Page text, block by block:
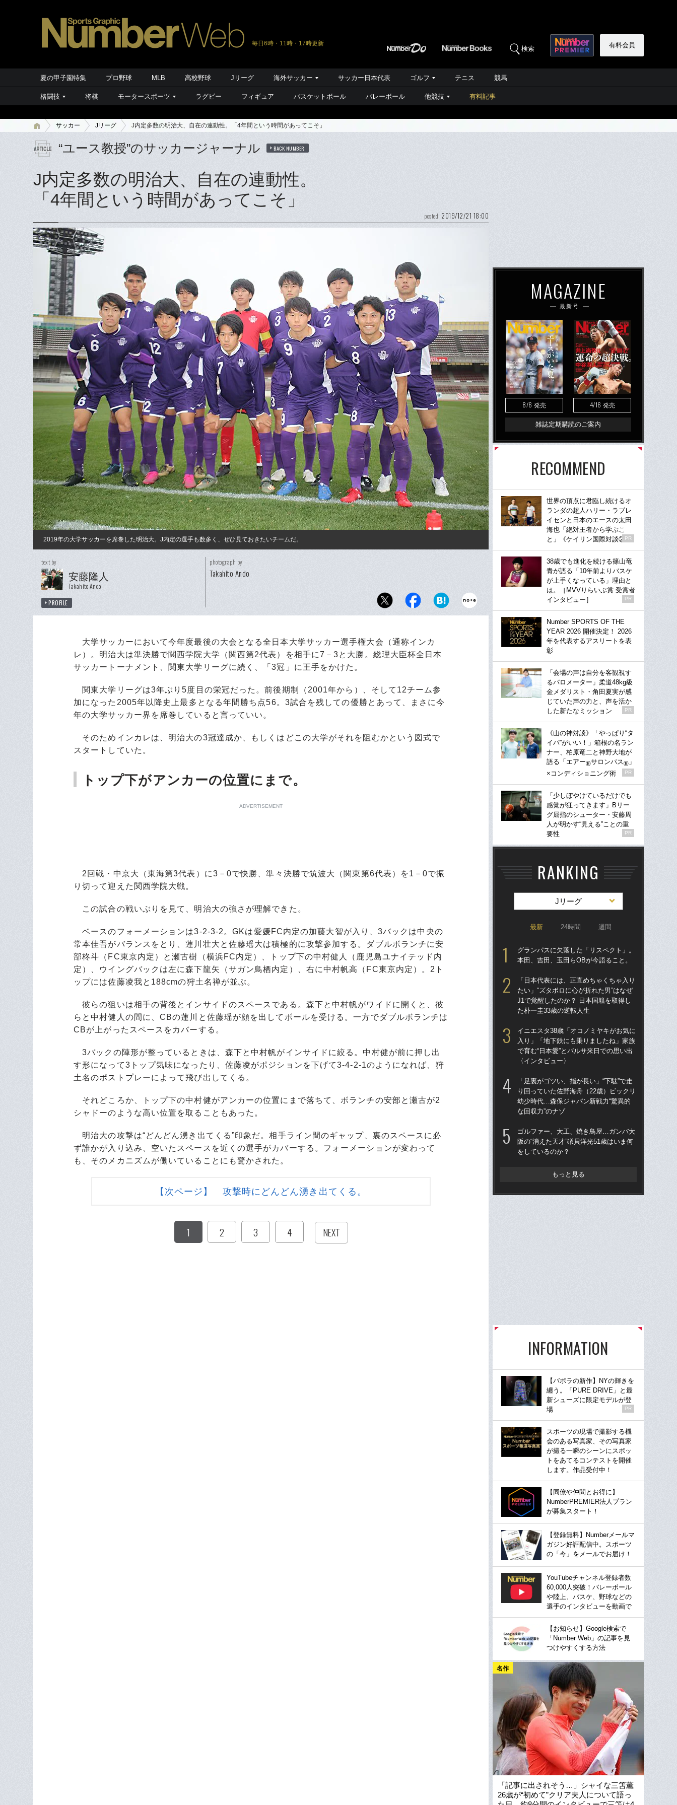
毎日6時・11時・17時更新
検索 有料会員
夏の甲子園特集 プロ野球 MLB 高校野球 Jリーグ 海外サッカー サッカー日本代表 ゴルフ テニス 競馬
格闘技 将棋 モータースポーツ ラグビー フィギュア バスケットボール バレーボール 他競技 有料記事
サッカー Jリーグ J内定多数の明治大、自在の連動性。「4年間という時間があってこそ」
“ユース教授”のサッカージャーナル BACK NUMBER
J内定多数の明治大、自在の連動性。
「4年間という時間があってこそ」
posted 2019/12/21 18:00
2019年の大学サッカーを席巻した明治大。J内定の選手も数多く、ぜひ見ておきたいチームだ。
text by
安藤隆人
Takahito Ando
PROFILE
photograph by
Takahito Ando
大学サッカーにおいて今年度最後の大会となる全日本大学サッカー選手権大会（通称インカ
レ）。明治大は準決勝で関西学院大学（関西第2代表）を相手に7－3と大勝。総理大臣杯全日本
サッカートーナメント、関東大学リーグに続く、「3冠」に王手をかけた。
関東大学リーグは3年ぶり5度目の栄冠だった。前後期制（2001年から）、そして12チーム参
加になった2005年以降史上最多となる年間勝ち点56。3試合を残しての優勝とあって、まさに今
年の大学サッカー界を席巻していると言っていい。
そのためインカレは、明治大の3冠達成か、もしくはどこの大学がそれを阻むかという図式で
スタートしていた。
トップ下がアンカーの位置にまで。
ADVERTISEMENT
2回戦・中京大（東海第3代表）に3－0で快勝、準々決勝で筑波大（関東第6代表）を1－0で振
り切って迎えた関西学院大戦。
この試合の戦いぶりを見て、明治大の強さが理解できた。
ベースのフォーメーションは3-2-3-2。GKは愛媛FC内定の加藤大智が入り、3バックは中央の
常本佳吾がバランスをとり、蓮川壮大と佐藤瑶大は積極的に攻撃参加する。ダブルボランチに安
部柊斗（FC東京内定）と瀬古樹（横浜FC内定）、トップ下の中村健人（鹿児島ユナイテッド内
定）、ウイングバックは左に森下龍矢（サガン鳥栖内定）、右に中村帆高（FC東京内定）。2ト
ップには佐藤凌我と188cmの狩土名禅が並ぶ。
彼らの狙いは相手の背後とインサイドのスペースである。森下と中村帆がワイドに開くと、彼
らと中村健人の間に、CBの蓮川と佐藤瑶が顔を出してボールを受ける。一方でダブルボランチは
CBが上がったスペースをカバーする。
3バックの陣形が整っているときは、森下と中村帆がインサイドに絞る。中村健が前に押し出
す形になって3トップ気味になったり、佐藤凌がポジションを下げて3-4-2-1のようになれば、狩
土名のポストプレーによって飛び出してくる。
それどころか、トップ下の中村健がアンカーの位置にまで落ちて、ボランチの安部と瀬古が2
シャドーのような高い位置を取ることもあった。
明治大の攻撃は“どんどん湧き出てくる”印象だ。相手ライン間のギャップ、裏のスペースに必
ず誰かが入り込み、空いたスペースを近くの選手がカバーする。フォーメーションが変わって
も、そのメカニズムが働いていることにも驚かされた。
【次ページ】 攻撃時にどんどん湧き出てくる。
1 2 3 4 NEXT
MAGAZINE
最新号
8/6 発売 4/16 発売
雑誌定期購読のご案内
RECOMMEND
世界の頂点に君臨し続けるオ
ランダの超人ハリー・ラブレ
イセンと日本のエースの太田
海也「絶対王者から学ぶこ
と」《ケイリン国際対談②》
PR
38歳でも進化を続ける篠山竜
青が語る「10年前よりバスケ
が上手くなっている」理由と
は。［MVVりらいぶ賞 受賞者
インタビュー］
PR
Number SPORTS OF THE
YEAR 2026 開催決定！ 2026
年を代表するアスリートを表
彰
「会場の声は自分を客観視す
るバロメーター」柔道48kg級
金メダリスト・角田夏実が感
じていた声の力と、声を活か
した新たなミッション
PR
《山の神対談》「やっぱり“タ
イパ”がいい！」箱根の名ラン
ナー、柏原竜二と神野大地が
語る「エアー®サロンパス® 」
×コンディショニング術
PR
「少しぼやけているだけでも
感覚が狂ってきます」Bリー
グ屈指のシューター・安藤周
人が明かす“見える”ことの重
要性
PR
RANKING
Jリーグ
最新 24時間 週間
グランパスに欠落した「リスペクト」。
本田、吉田、玉田らOBが今語ること。
「日本代表には、正直めちゃくちゃ入り
たい」“ズタボロに心が折れた男”はなぜ
J1で覚醒したのか？ 日本国籍を取得し
た朴一圭33歳の逆転人生
イニエスタ38歳「オコノミヤキがお気に
入り」「地下鉄にも乗りましたね」家族
で育む“日本愛”とバルサ来日での思い出
〈インタビュー〉
「足裏がゴツい、指が長い」“下駄”で走
り回っていた佐野海舟（22歳）ビックリ
幼少時代…森保ジャパン新戦力“驚異的
な回収力”のナゾ
ゴルファー、大工、焼き鳥屋…ガンバ大
阪の“消えた天才”礒貝洋光51歳はいま何
をしているのか？
もっと見る
INFORMATION
【バボラの新作】NYの輝きを
纏う。「PURE DRIVE」と最
新シューズに限定モデルが登
場
PR
スポーツの現場で撮影する機
会のある写真家、その写真家
が撮る一瞬のシーンにスポッ
トをあてるコンテストを開催
します。作品受付中！
【同僚や仲間とお得に】
NumberPREMIER法人プラン
が募集スタート！
【登録無料】Numberメールマ
ガジン好評配信中。スポーツ
の「今」をメールでお届け！
YouTubeチャンネル登録者数
60,000人突破！バレーボール
や陸上、バスケ、野球などの
選手のインタビューを動画で
【お知らせ】Google検索で
「Number Web」の記事を見
つけやすくする方法
名作
「記事に出されそう…」シャイな三笘薫
26歳が“初めて”クリア夫人について語っ